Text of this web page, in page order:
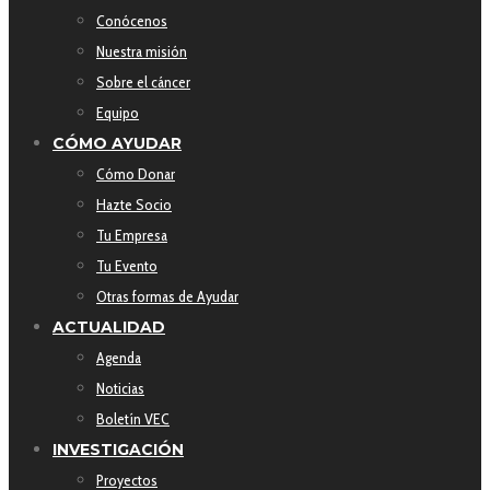
Conócenos
Nuestra misión
Sobre el cáncer
Equipo
CÓMO AYUDAR
Cómo Donar
Hazte Socio
Tu Empresa
Tu Evento
Otras formas de Ayudar
ACTUALIDAD
Agenda
Noticias
Boletín VEC
INVESTIGACIÓN
Proyectos